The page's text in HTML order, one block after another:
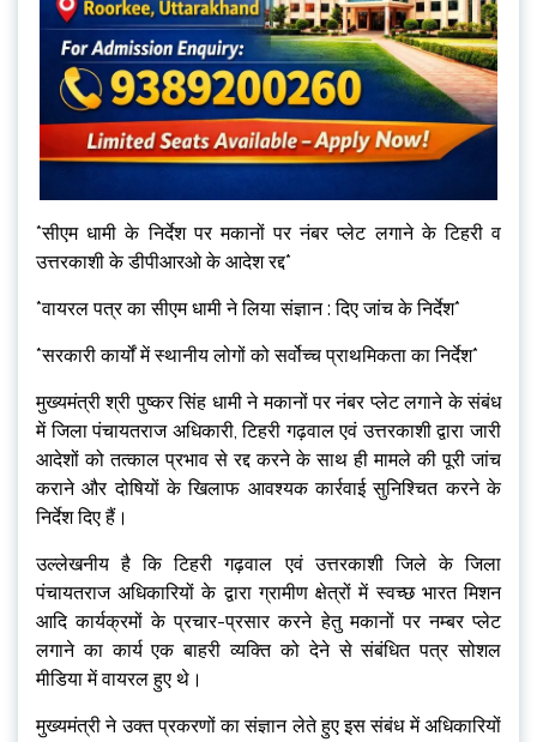
*सीएम धामी के निर्देश पर मकानों पर नंबर प्लेट लगाने के टिहरी व
उत्तरकाशी के डीपीआरओ के आदेश रद्द*
*वायरल पत्र का सीएम धामी ने लिया संज्ञान : दिए जांच के निर्देश*
*सरकारी कार्यों में स्थानीय लोगों को सर्वोच्च प्राथमिकता का निर्देश*
मुख्यमंत्री श्री पुष्कर सिंह धामी ने मकानों पर नंबर प्लेट लगाने के संबंध
में जिला पंचायतराज अधिकारी, टिहरी गढ़वाल एवं उत्तरकाशी द्वारा जारी
आदेशों को तत्काल प्रभाव से रद्द करने के साथ ही मामले की पूरी जांच
कराने और दोषियों के खिलाफ आवश्यक कार्रवाई सुनिश्चित करने के
निर्देश दिए हैं।
उल्लेखनीय है कि टिहरी गढ़वाल एवं उत्तरकाशी जिले के जिला
पंचायतराज अधिकारियों के द्वारा ग्रामीण क्षेत्रों में स्वच्छ भारत मिशन
आदि कार्यक्रमों के प्रचार-प्रसार करने हेतु मकानों पर नम्बर प्लेट
लगाने का कार्य एक बाहरी व्यक्ति को देने से संबंधित पत्र सोशल
मीडिया में वायरल हुए थे।
मुख्यमंत्री ने उक्त प्रकरणों का संज्ञान लेते हुए इस संबंध में अधिकारियों